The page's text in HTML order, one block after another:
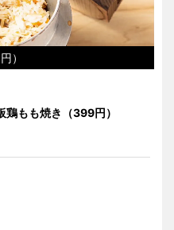
）
鶏もも焼き（399円）